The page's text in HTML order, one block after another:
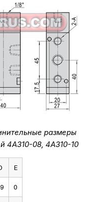
размеры
4A310-08, 4A310-10
E
0